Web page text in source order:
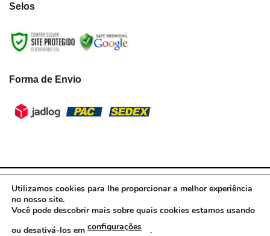
Selos
Forma de Envio
LumiLua3D - CNPJ:39.433.787/0001-10 © Todos os direitos reservados.
2021
Utilizamos cookies para lhe proporcionar a melhor experiência
no nosso site.
Você pode descobrir mais sobre quais cookies estamos usando
ou desativá-los em configurações .